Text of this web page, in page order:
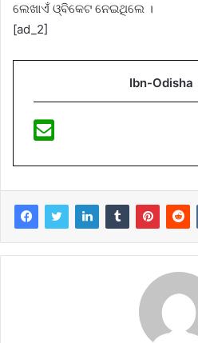
ଲେଖାଏଁ ଓ୍ବିକେଟ ନେଇଥିଲେ ।
[ad_2]
Ibn-Odisha